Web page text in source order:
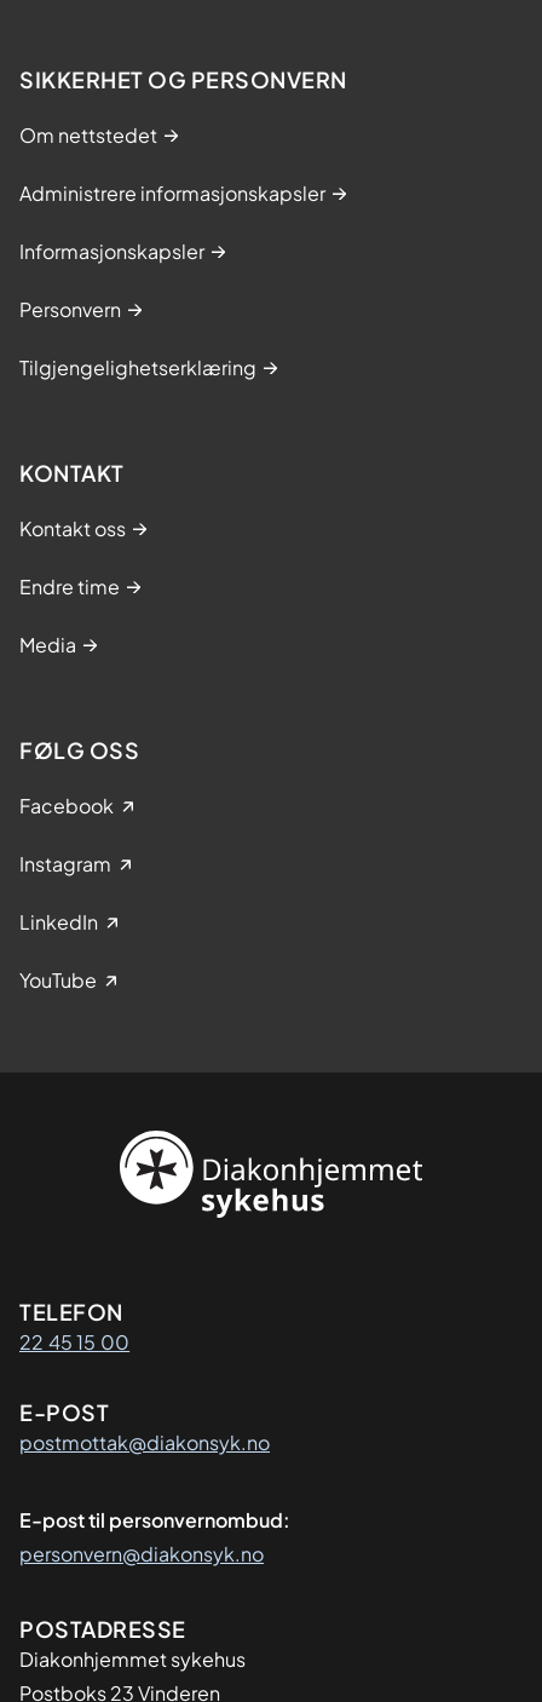
SIKKERHET OG PERSONVERN
Om nettstedet
Administrere informasjonskapsler
Informasjonskapsler
Personvern
Tilgjengelighetserklæring
KONTAKT
Kontakt oss
Endre time
Media
FØLG OSS
Facebook
Instagram
LinkedIn
YouTube
Kontaktinformasjon
TELEFON
22 45 15 00
E-POST
postmottak@diakonsyk.no
E-post til personvernombud:
personvern@diakonsyk.no
Adresse
POSTADRESSE
Diakonhjemmet sykehus
Postboks 23 Vinderen